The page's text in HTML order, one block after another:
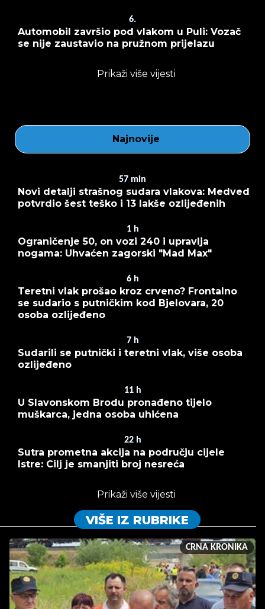
6.
Automobil završio pod vlakom u Puli: Vozač
se nije zaustavio na pružnom prijelazu
Prikaži više vijesti
Najnovije
57 min
Novi detalji strašnog sudara vlakova: Medved
potvrdio šest teško i 13 lakše ozlijeđenih
1 h
Ograničenje 50, on vozi 240 i upravlja
nogama: Uhvaćen zagorski "Mad Max"
6 h
Teretni vlak prošao kroz crveno? Frontalno
se sudario s putničkim kod Bjelovara, 20
osoba ozlijeđeno
7 h
Sudarili se putnički i teretni vlak, više osoba
ozlijeđeno
11 h
U Slavonskom Brodu pronađeno tijelo
muškarca, jedna osoba uhićena
22 h
Sutra prometna akcija na području cijele
Istre: Cilj je smanjiti broj nesreća
Prikaži više vijesti
VIŠE IZ RUBRIKE
CRNA KRONIKA